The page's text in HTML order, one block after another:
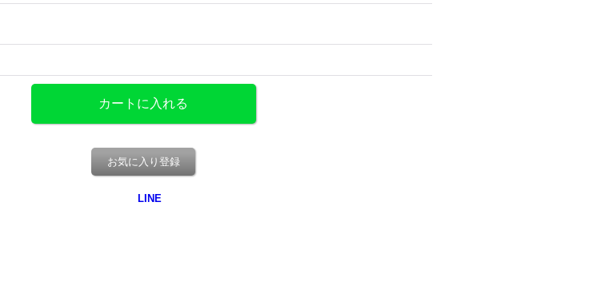
お気に入り登録